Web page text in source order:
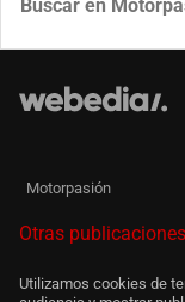
Motorpasión
Otras
Utilizamos cookies de